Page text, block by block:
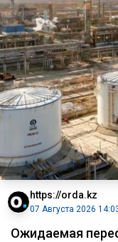
https://orda.kz
07 Августа 2026
Ожидаемая